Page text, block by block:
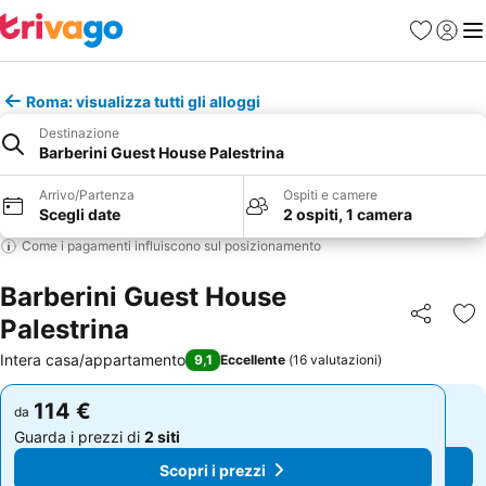
PreferitiAccedi
Roma: visualizza tutti gli alloggi
Destinazione
Barberini Guest House Palestrina
Arrivo/Partenza
Scegli date
Ospiti e camere
2 ospiti, 1 camera
Come i pagamenti influiscono sul posizionamento
Barberini Guest House
Palestrina
Condividi
Intera casa/appartamento 9,1 Eccellente (16 valutazioni)
da 114 €
Guarda i prezzi di 2 siti
Scopri i prezzi
da 114 €
Guarda i prezzi di 2 siti
Scopri i prezzi